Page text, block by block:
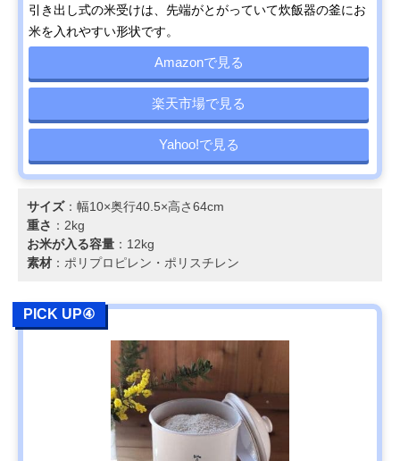
引き出し式の米受けは、先端がとがっていて炊飯器の釜にお
米を入れやすい形状です。
Amazonで見る
楽天市場で見る
Yahoo!で見る
サイズ：幅10×奥行40.5×高さ64cm
重さ ：2kg
お米が入る容量 ：12kg
素材 ：ポリプロピレン・ポリスチレン
PICK UP④